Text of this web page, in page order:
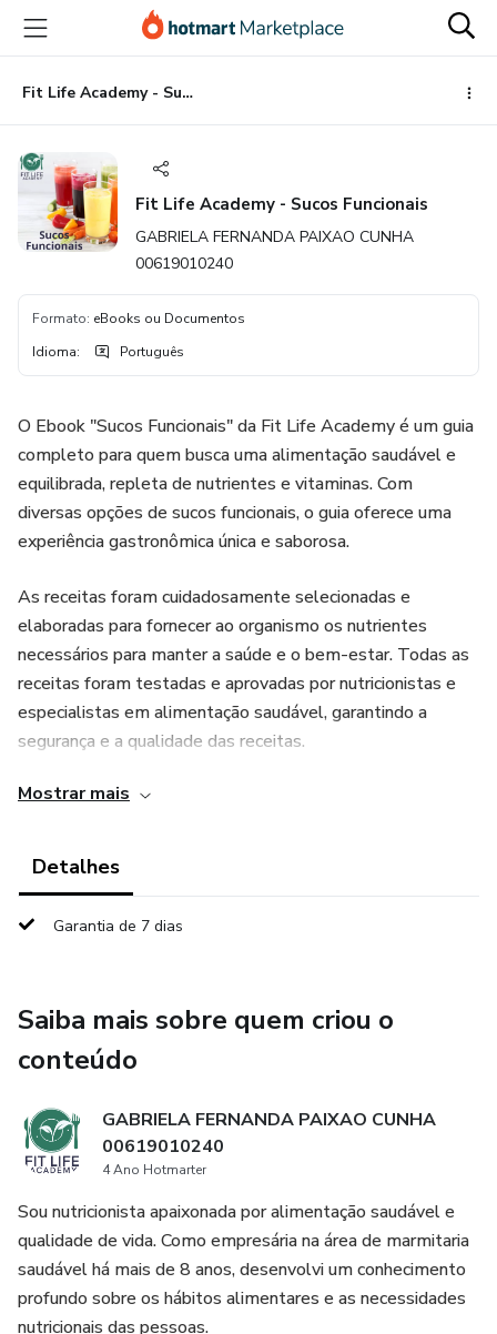
para
conteúdo
principal
para
pagamento
para
rodapé
Fit Life Academy - Sucos Funcionais
Fit Life Academy - Sucos Funcionais
GABRIELA FERNANDA PAIXAO CUNHA
00619010240
Formato: eBooks ou Documentos
Idioma: Português
O Ebook "Sucos Funcionais" da Fit Life Academy é um guia
completo para quem busca uma alimentação saudável e
equilibrada, repleta de nutrientes e vitaminas. Com
diversas opções de sucos funcionais, o guia oferece uma
experiência gastronômica única e saborosa.
As receitas foram cuidadosamente selecionadas e
elaboradas para fornecer ao organismo os nutrientes
necessários para manter a saúde e o bem-estar. Todas as
receitas foram testadas e aprovadas por nutricionistas e
especialistas em alimentação saudável, garantindo a
segurança e a qualidade das receitas.
O Ebook também oferece dicas importantes sobre
ainda mais saborosos e saudáveis. Além disso, o guia
ingrediente e como eles podem contribuir para a saúde do
torna ainda mais prático e fácil de usar. É possível acessá-
lo a qualquer momento e em qualquer lugar, por meio de
de carregar livros ou receitas impressas.
Se você busca uma alimentação saudável e equilibrada,
Funcionais" é a escolha perfeita. Experimente todas as
opções de sucos funcionais e transforme sua alimentação
em um verdadeiro prazer!
Mostrar mais
Detalhes
Garantia de 7 dias
Saiba mais sobre quem criou o
conteúdo
GABRIELA FERNANDA PAIXAO CUNHA
00619010240
4 Ano Hotmarter
Sou nutricionista apaixonada por alimentação saudável e
qualidade de vida. Como empresária na área de marmitaria
saudável há mais de 8 anos, desenvolvi um conhecimento
profundo sobre os hábitos alimentares e as necessidades
nutricionais das pessoas.